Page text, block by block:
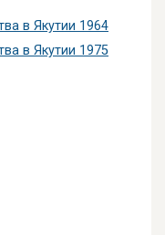
в Якутии 1964
в Якутии 1975